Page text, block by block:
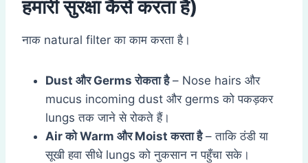
हमारी सुरक्षा कैसे करता है)
नाक natural filter का काम करता है।
Dust औरGermsरोकता है– Nose hairs और
mucus incoming dust और germs को पकड़कर
lungs तक जाने से रोकते हैं।
AirकोWarm औरMoistकरता है– ताकि ठंडी या
सूखी हवा सीधे lungs को नुकसान न पहुँचा सके।